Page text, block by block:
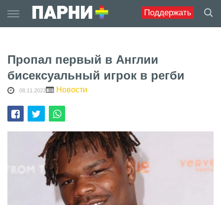
Поддержать
to
content
Пропал первый в Англии
бисексуальный игрок в регби
08.11.2022 Новости